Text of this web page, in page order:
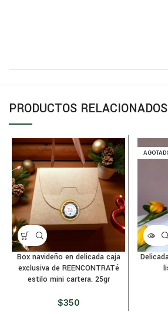
PRODUCTOS RELACIONADOS
Box navideño en delicada caja
exclusiva de REENCONTRATé
estilo mini cartera. 25gr
$350